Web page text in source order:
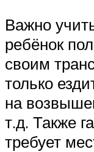
Важно
ребёнок
своим
только
на
т.д. Также
требует